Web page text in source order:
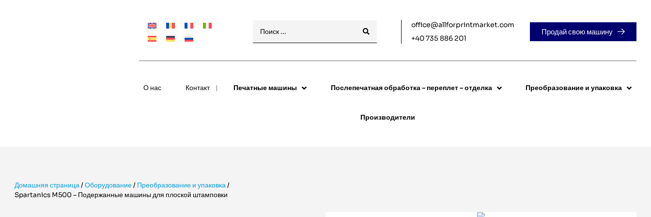
office@allforprintmarket.com
+40 735 886 201
Продай свою машину
О нас Контакт Печатные машины Послепечатная обработка – переплет – отделка Преобразование и упаковка
Производители
Домашняя страница/Оборудование/ Преобразование и упаковка/
Spartanics M500 – Подержанные машины для плоской штамповки